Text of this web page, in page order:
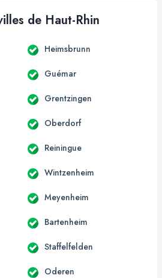
de Haut-Rhin
Heimsbrunn
Guémar
Grentzingen
Oberdorf
Reiningue
Wintzenheim
Meyenheim
Bartenheim
Staffelfelden
Oderen